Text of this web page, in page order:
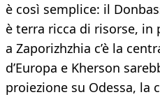
è così semplice: il
è terra ricca di risorse, in
a Zaporizhzhia c’è la
d’Europa e Kherson
proiezione su Odessa, la